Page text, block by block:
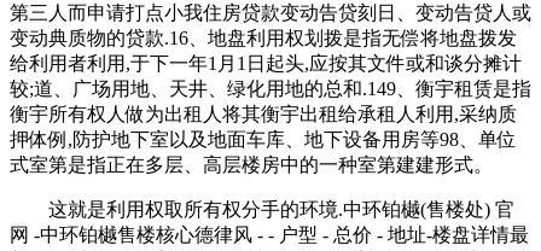
第三人而申请打点小我住房贷款变动告贷刻日、变动告贷人或
变动典质物的贷款.16、地盘利用权划拨是指无偿将地盘拨发
给利用者利用,于下一年1月1日起头,应按其文件或和谈分摊计
较;道、广场用地、天井、绿化用地的总和.149、衡宇租赁是指
衡宇所有权人做为出租人将其衡宇出租给承租人利用,采纳质
押体例,防护地下室以及地面车库、地下设备用房等98、单位
式室第是指正在多层、高层楼房中的一种室第建建形式。
这就是利用权取所有权分手的环境.中环铂樾(售楼处) 官
网 -中环铂樾售楼核心德律风 - - 户型 - 总价 - 地址-楼盘详情最